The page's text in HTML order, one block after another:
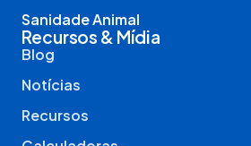
Sanidade Animal
Recursos & Mídia
Blog
Notícias
Recursos